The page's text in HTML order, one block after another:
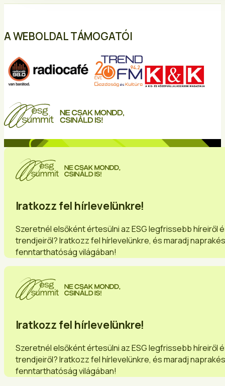
A WEBOLDAL TÁMOGATÓI
Iratkozz fel hírlevelünkre!
Szeretnél elsőként értesülni az ESG legfrissebb híreiről
trendjeiről? Iratkozz fel hírlevelünkre, és maradj
fenntarthatóság világában!
Iratkozz fel hírlevelünkre!
Szeretnél elsőként értesülni az ESG legfrissebb híreiről
trendjeiről? Iratkozz fel hírlevelünkre, és maradj
fenntarthatóság világában!